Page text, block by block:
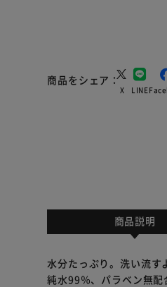
商品をシェア
X LINE
商品説明
水分たっぷり。洗い流す
純水99％、パラベン無配